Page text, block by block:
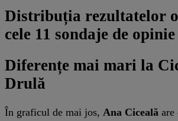
Distribuția rezultatelor
cele 11 sondaje de opinie
Diferențe mai mari la
Drulă
În graficul de mai jos, Ana Ciceală are